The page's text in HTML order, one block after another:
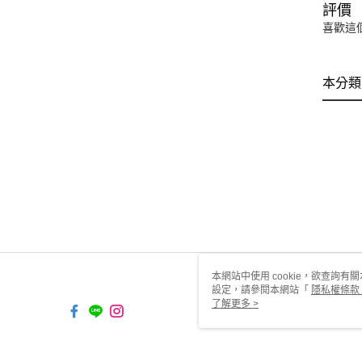
評價
喜歡這
本分
本網站中使用 cookie，欲查詢有
設定，請參閱本網站「 隱私權條款
使用 cookie。
了解更多 >